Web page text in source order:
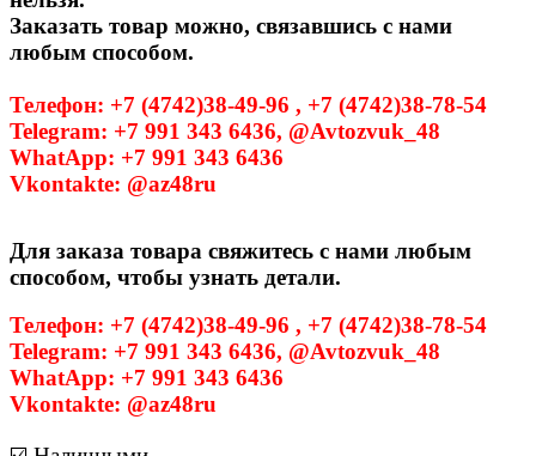
Заказать товар можно, связавшись с нами
любым способом.
Телефон: +7 (4742)38-49-96 , +7 (4742)38-78-54
Telegram: +7 991 343 6436, @Avtozvuk_48
WhatApp: +7 991 343 6436
Vkontakte: @az48ru
Для заказа товара свяжитесь с нами любым
способом, чтобы узнать детали.
Телефон: +7 (4742)38-49-96 , +7 (4742)38-78-54
Telegram: +7 991 343 6436, @Avtozvuk_48
WhatApp: +7 991 343 6436
Vkontakte: @az48ru